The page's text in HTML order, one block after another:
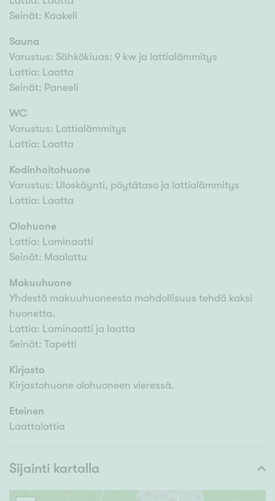
Seinät: Kaakeli
Sauna
Varustus: Sähkökiuas: 9 kw ja lattialämmitys
Lattia: Laatta
Seinät: Paneeli
WC
Varustus: Lattialämmitys
Lattia: Laatta
Kodinhoitohuone
Varustus: Uloskäynti, pöytätaso ja lattialämmitys
Lattia: Laatta
Olohuone
Lattia: Laminaatti
Seinät: Maalattu
Makuuhuone
Yhdestä makuuhuoneesta mahdollisuus tehdä kaksi
huonetta.
Lattia: Laminaatti ja laatta
Seinät: Tapetti
Kirjasto
Kirjastohuone olohuoneen vieressä.
Eteinen
Laattalattia
Sijainti kartalla